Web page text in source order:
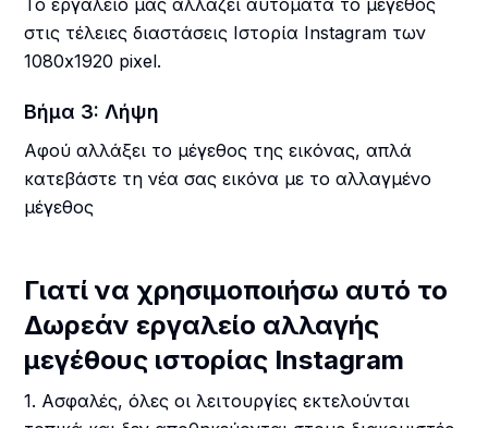
Το εργαλείο μας αλλάζει αυτόματα το μέγεθος
στις τέλειες διαστάσεις Ιστορία Instagram των
1080x1920 pixel.
Βήμα 3: Λήψη
Αφού αλλάξει το μέγεθος της εικόνας, απλά
κατεβάστε τη νέα σας εικόνα με το αλλαγμένο
μέγεθος
Γιατί να χρησιμοποιήσω αυτό το
Δωρεάν εργαλείο αλλαγής
μεγέθους ιστορίας Instagram
1. Ασφαλές, όλες οι λειτουργίες εκτελούνται